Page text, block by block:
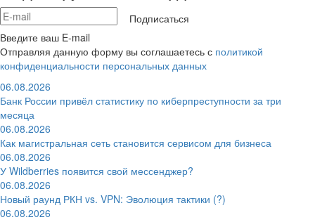
Подписаться
Введите ваш E-mail
Отправляя данную форму вы соглашаетесь с политикой
конфиденциальности персональных данных
06.08.2026
Банк России привёл статистику по киберпреступности за три
месяца
06.08.2026
Как магистральная сеть становится сервисом для бизнеса
06.08.2026
У Wildberries появится свой мессенджер?
06.08.2026
Новый раунд РКН vs. VPN: Эволюция тактики (?)
06.08.2026